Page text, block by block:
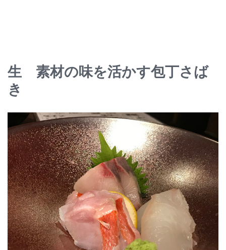
生 素材の味を活かす包丁さば
き